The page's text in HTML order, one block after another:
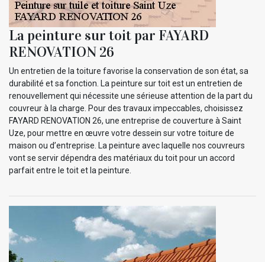
La peinture sur toit par FAYARD
RENOVATION 26
Un entretien de la toiture favorise la conservation de son état, sa
durabilité et sa fonction. La peinture sur toit est un entretien de
renouvellement qui nécessite une sérieuse attention de la part du
couvreur à la charge. Pour des travaux impeccables, choisissez
FAYARD RENOVATION 26, une entreprise de couverture à Saint
Uze, pour mettre en œuvre votre dessein sur votre toiture de
maison ou d’entreprise. La peinture avec laquelle nos couvreurs
vont se servir dépendra des matériaux du toit pour un accord
parfait entre le toit et la peinture.